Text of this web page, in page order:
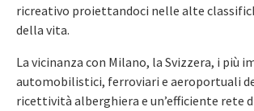
ricreativo proiettandoci nelle alte
della vita.
La vicinanza con Milano, la Svizzera, i più
automobilistici, ferroviari e aeroportuali
ricettività alberghiera e un’efficiente rete